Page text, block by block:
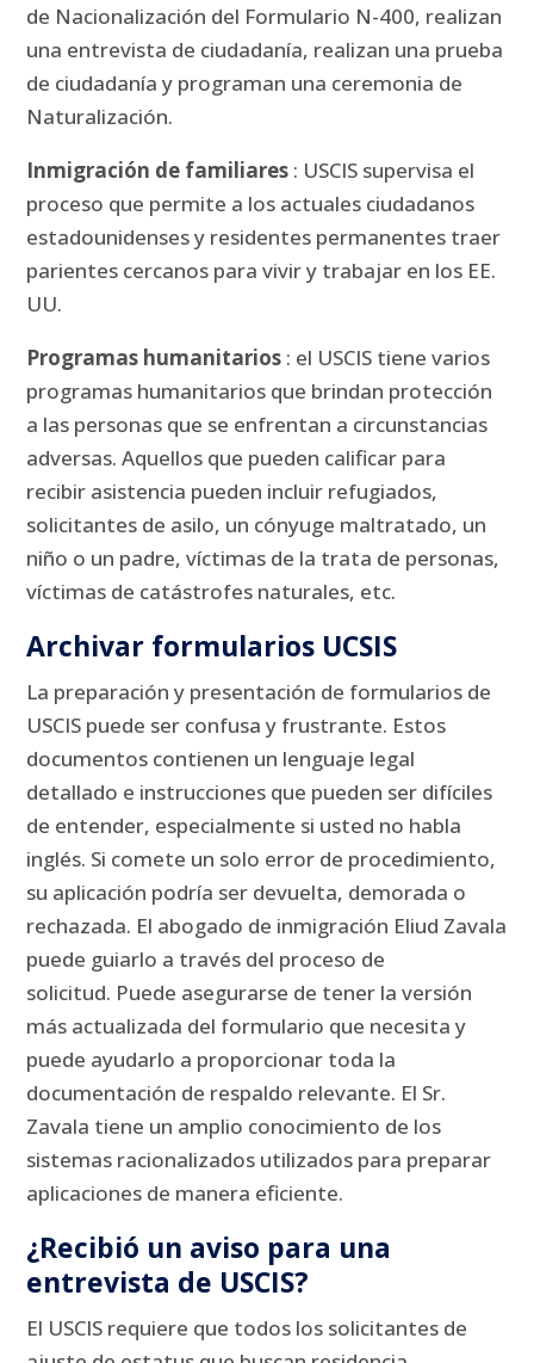
de Nacionalización del Formulario N-400, realizan
una entrevista de ciudadanía, realizan una prueba
de ciudadanía y programan una ceremonia de
Naturalización.
Inmigración de familiares : USCIS supervisa el
proceso que permite a los actuales ciudadanos
estadounidenses y residentes permanentes traer
parientes cercanos para vivir y trabajar en los EE.
UU.
Programas humanitarios : el USCIS tiene varios
programas humanitarios que brindan protección
a las personas que se enfrentan a circunstancias
adversas. Aquellos que pueden calificar para
recibir asistencia pueden incluir refugiados,
solicitantes de asilo, un cónyuge maltratado, un
niño o un padre, víctimas de la trata de personas,
víctimas de catástrofes naturales, etc.
Archivar formularios UCSIS
La preparación y presentación de formularios de
USCIS puede ser confusa y frustrante. Estos
documentos contienen un lenguaje legal
detallado e instrucciones que pueden ser difíciles
de entender, especialmente si usted no habla
inglés. Si comete un solo error de procedimiento,
su aplicación podría ser devuelta, demorada o
rechazada. El abogado de inmigración Eliud Zavala
puede guiarlo a través del proceso de
solicitud. Puede asegurarse de tener la versión
más actualizada del formulario que necesita y
puede ayudarlo a proporcionar toda la
documentación de respaldo relevante. El Sr.
Zavala tiene un amplio conocimiento de los
sistemas racionalizados utilizados para preparar
aplicaciones de manera eficiente.
¿Recibió un aviso para una
entrevista de USCIS?
El USCIS requiere que todos los solicitantes de